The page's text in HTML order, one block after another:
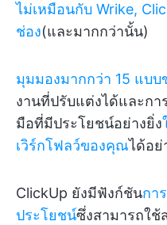
ไม่เหมือนกับ Wrike,
ช่อง(และมากกว่านั้น)
มุมมองมากกว่า 15 แบบ
งานที่ปรับแต่งได้และกา
มือที่มีประโยชน์อย่างยิ่ง
เวิร์กโฟลว์ของคุณได้อย่
ClickUp ยังมีฟังก์ชันกา
ประโยชน์ซึ่งสามารถใช้